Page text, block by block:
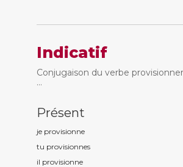
Indicatif
Conjugaison du verbe
...
Présent
je provisionne
tu provisionnes
il provisionne